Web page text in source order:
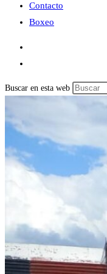
Contacto
Boxeo
Buscar en esta web